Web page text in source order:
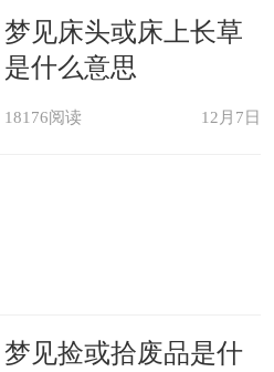
梦见床头或床上长草
是什么意思
18176阅读 12月7日
梦见捡或拾废品是什